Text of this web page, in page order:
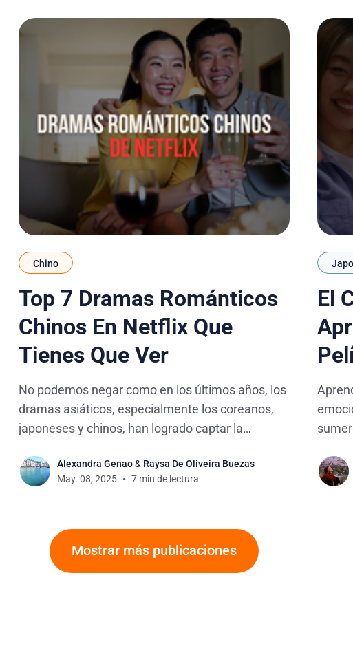
pueden
Chino
Top 7 Dramas Románticos
Chinos En Netflix Que
Tienes Que Ver
No podemos negar como en los últimos años, los
dramas asiáticos, especialmente los coreanos,
japoneses y chinos, han logrado captar la
razones es que ofrecen una mirada fresca y
diferente sobre el romance, que a menudo refleja
Alexandra Genao& Raysa De Oliveira Buezas
May. 08, 2025
7 min de lectura
El
películas
Mostrar más publicaciones